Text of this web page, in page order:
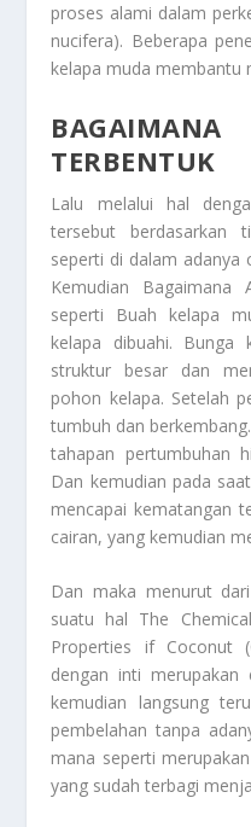
proses alami dalam
nucifera). Beberapa
kelapa muda membantu
TERBENTUK
Lalu melalui hal
tersebut berdasarkan
seperti di dalam adanya
Kemudian Bagaimana
seperti Buah kelapa
kelapa dibuahi. Bunga
struktur besar dan
pohon kelapa. Setelah
tumbuh dan
tahapan pertumbuhan
Dan kemudian pada
mencapai kematangan
cairan, yang kemudian
Dan maka menurut
suatu hal The
Properties if Coconut
dengan inti merupakan
kemudian langsung
pembelahan tanpa
mana seperti
yang sudah terbagi